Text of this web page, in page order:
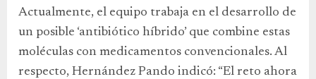
Actualmente, el equipo trabaja en el desarrollo de
un posible ‘antibiótico híbrido’ que combine estas
moléculas con medicamentos convencionales. Al
respecto, Hernández Pando indicó: “El reto ahora